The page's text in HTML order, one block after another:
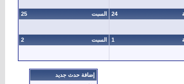
24
25 السبت
1
2 السبت
إضافة حدث جديد